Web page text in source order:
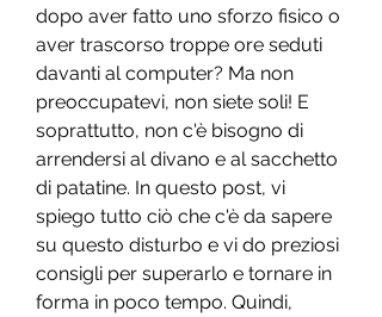
dopo aver fatto uno sforzo fisico o
aver trascorso troppe ore seduti
davanti al computer? Ma non
preoccupatevi, non siete soli! E
soprattutto, non c'è bisogno di
arrendersi al divano e al sacchetto
di patatine. In questo post, vi
spiego tutto ciò che c'è da sapere
su questo disturbo e vi do preziosi
consigli per superarlo e tornare in
forma in poco tempo. Quindi,